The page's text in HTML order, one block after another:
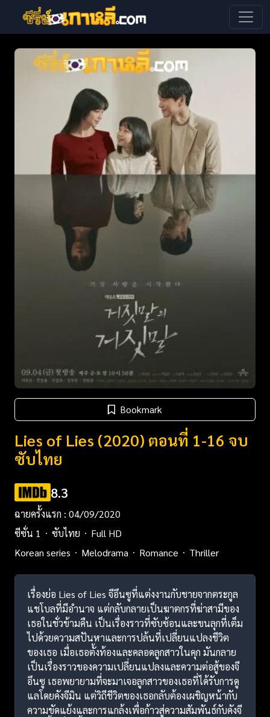
Bookmark
Lies of Lies (2020) ตอนที่ 1-16 จบ
ซับไทย
8.3
ฉายครั้งแรก : 04/09/2020
ซีซั่น 1
ซับไทย
Full HD
Korean series
Melodrama Romance Thriller
เรื่องย่อ Lies of Lies จีอึนซูที่แต่งงานกับชายจากตระกูล
แชโบลที่มีอำนาจ แต่กลับกลายเป็นฆาตกรที่ฆ่าสามีของ
เธอในชั่วข้ามคืน เป็นเรื่องราวที่ซับซ้อนและขนลุกที่เต็ม
ไปด้วยความสปันหาและการปล้นที่เปลี่ยนแปลงชีวิต
ของเธอ เมื่อเธอตั้งท้องและคลอดลูกสาวในคุก มันกลาย
เป็นเรื่องราวของความเปลี่ยนแปลงและความต่อสู้ของจี
อึนซู เธอพยายามที่จะมาเจอลูกสาวของเธอที่ได้รับการดู
แลโดยคังจีมิน แต่วิถีชีวิตของเธอกลับต้องเผชิญหน้ากับ
ความขัดแย้งและการแกล้งเพื่อก้าวสู่ความสัมพันธ์กับคังจี